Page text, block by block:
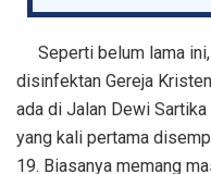
Seperti belum lama ini,
disinfektan Gereja
ada di Jalan Dewi
yang kali pertama
19. Biasanya memang